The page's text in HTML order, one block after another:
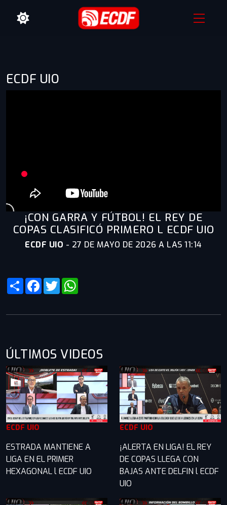
ECDF UIO
¡CON GARRA Y FÚTBOL! EL REY DE
COPAS CLASIFICÓ PRIMERO L ECDF UIO
ECDF UIO - 27 DE MAYO DE 2026 A LAS 11:14
ShareFacebook
Twitter
ÚLTIMOS VIDEOS
ECDF UIO
ESTRADA MANTIENE A
LIGA EN EL PRIMER
HEXAGONAL l ECDF UIO
ECDF UIO
¡ALERTA EN LIGA! EL REY
DE COPAS LLEGA CON
BAJAS ANTE DELFIN l ECDF
UIO